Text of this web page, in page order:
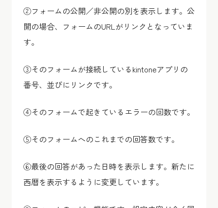
②フォームの公開／非公開の別を表示します。公
開の場合、フォームのURLがリンクとなっていま
す。
③そのフォームが接続しているkintoneアプリの
番号、並びにリンクです。
④そのフォームで起きているエラーの回数です。
⑤そのフォームへのこれまでの回答数です。
⑥最後の回答があった日時を表示します。新たに
西暦を表示するように変更しています。